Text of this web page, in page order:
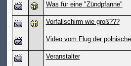
Was für eine "Zündpfanne"
Vorfallschirm wie groß???
Video vom Flug der
Veranstalter